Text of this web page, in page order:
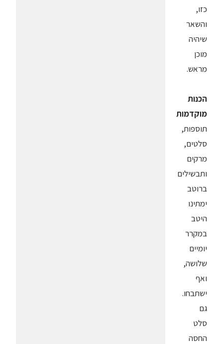
כזו,
והשאר
שיהיה
מוכן
מראש.
הכנות
מוקדמות
תוספות,
סלטים,
מרקים
ותבשילים
ברוטב
ימתינו
היטב
במקרר
יומיים
שלושה,
ואף
ישתבחו.
גם
סלט
החסה